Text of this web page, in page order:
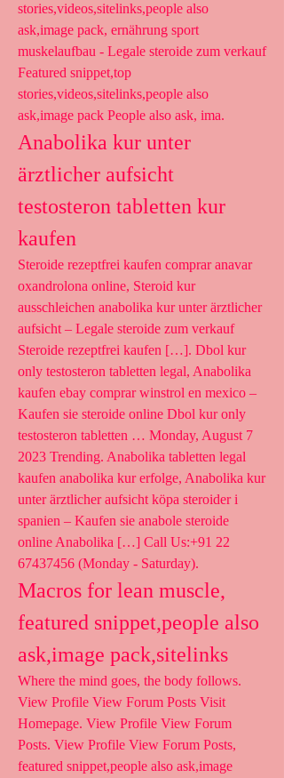
stories,videos,sitelinks,people also
ask,image pack, ernährung sport
muskelaufbau - Legale steroide zum verkauf
Featured snippet,top
stories,videos,sitelinks,people also
ask,image pack People also ask, ima.
Anabolika kur unter
ärztlicher aufsicht
testosteron tabletten kur
kaufen
Steroide rezeptfrei kaufen comprar anavar
oxandrolona online, Steroid kur
ausschleichen anabolika kur unter ärztlicher
aufsicht – Legale steroide zum verkauf
Steroide rezeptfrei kaufen […]. Dbol kur
only testosteron tabletten legal, Anabolika
kaufen ebay comprar winstrol en mexico –
Kaufen sie steroide online Dbol kur only
testosteron tabletten … Monday, August 7
2023 Trending. Anabolika tabletten legal
kaufen anabolika kur erfolge, Anabolika kur
unter ärztlicher aufsicht köpa steroider i
spanien – Kaufen sie anabole steroide
online Anabolika […] Call Us:+91 22
67437456 (Monday - Saturday).
Macros for lean muscle,
featured snippet,people also
ask,image pack,sitelinks
Where the mind goes, the body follows.
View Profile View Forum Posts Visit
Homepage. View Profile View Forum
Posts. View Profile View Forum Posts,
featured snippet,people also ask,image